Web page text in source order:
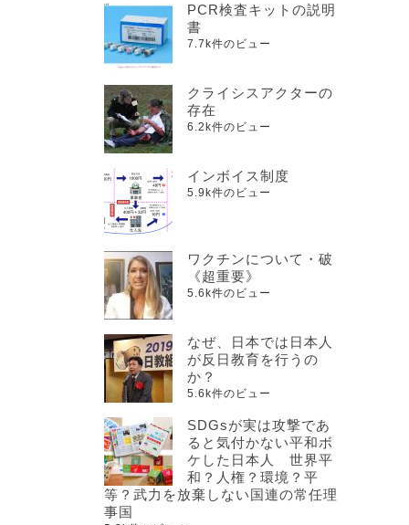
PCR検査キットの説明
書
7.7k件のビュー
クライシスアクターの
存在
6.2k件のビュー
インボイス制度
5.9k件のビュー
ワクチンについて・破
《超重要》
5.6k件のビュー
なぜ、日本では日本人
が反日教育を行うの
か？
5.6k件のビュー
SDGsが実は攻撃であ
ると気付かない平和ボ
ケした日本人 世界平
和？人権？環境？平
等？武力を放棄しない国連の常任理
事国